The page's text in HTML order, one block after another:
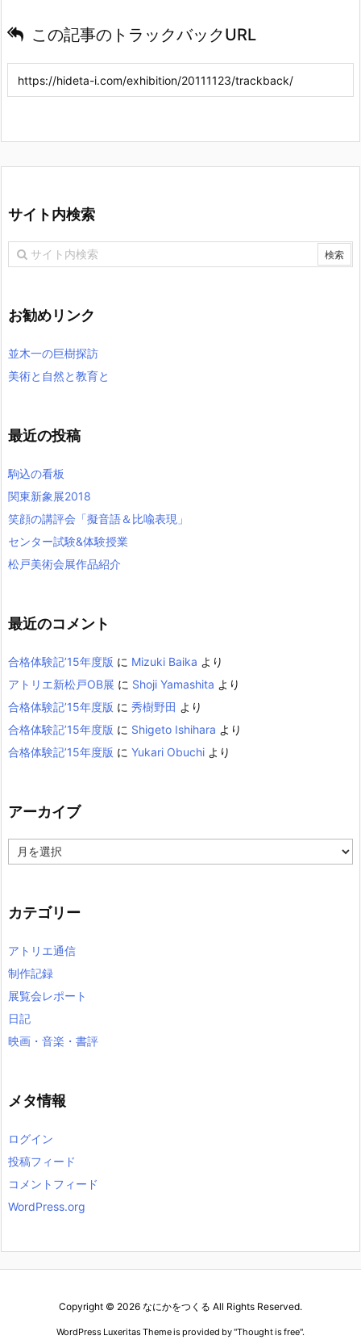
この記事のトラックバックURL
サイト内検索
お勧めリンク
並木一の巨樹探訪
美術と自然と教育と
最近の投稿
駒込の看板
関東新象展2018
笑顔の講評会「擬音語＆比喩表現」
センター試験&体験授業
松戸美術会展作品紹介
最近のコメント
合格体験記’15年度版 に Mizuki Baika より
アトリエ新松戸OB展 に Shoji Yamashita より
合格体験記’15年度版 に 秀樹野田 より
合格体験記’15年度版 に Shigeto Ishihara より
合格体験記’15年度版 に Yukari Obuchi より
アーカイブ
ー
ブ
カテゴリー
アトリエ通信
制作記録
展覧会レポート
日記
映画・音楽・書評
メタ情報
ログイン
投稿フィード
コメントフィード
WordPress.org
Copyright © 2026 なにかをつくる All Rights Reserved.
WordPress Luxeritas Theme is provided by "Thought is free".